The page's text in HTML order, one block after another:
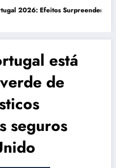
Custo de vida em Portugal
está
de
seguros